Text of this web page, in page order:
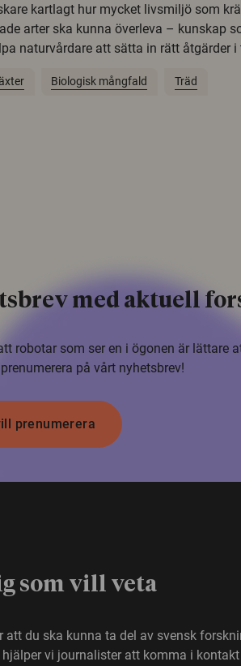
kartlagt hur mycket livsmiljö som
arter ska kunna överleva – kunskap
naturvårdare att sätta in rätt åtgärder i
Biologisk mångfald Träd
med aktuell
robotar som ser en i ögonen är lättare
på vårt nyhetsbrev!
prenumerera
som vill veta
att du ska kunna ta del av svensk
vi journalister att komma i